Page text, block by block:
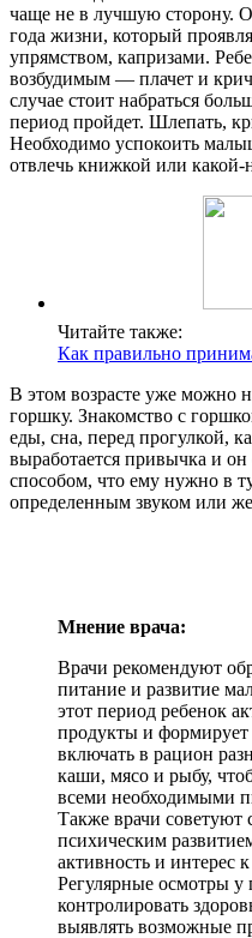
чаще не в лучшую сторону.
года жизни, который
упрямством, капризами.
возбудимым — плачет и
случае стоит набраться
период пройдет. Шлепать,
Необходимо успокоить
отвлечь книжкой или какой-
Читайте также:
Как правильно
В этом возрасте уже можно
горшку. Знакомство с
еды, сна, перед прогулкой,
выработается привычка и
способом, что ему нужно в
определенным звуком или
Мнение врача:
Врачи рекомендуют
питание и развитие
этот период ребенок
продукты и
включать в рацион
каши, мясо и рыбу,
всеми необходимыми
Также врачи советуют
психическим
активность и интерес
Регулярные осмотры у
контролировать
выявлять возможные